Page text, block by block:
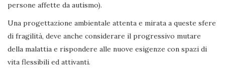
persone affette da autismo).
Una progettazione ambientale attenta e mirata a queste sfere
di fragilità, deve anche considerare il progressivo mutare
della malattia e rispondere alle nuove esigenze con spazi di
vita flessibili ed attivanti.